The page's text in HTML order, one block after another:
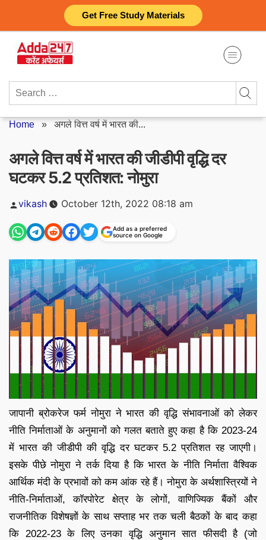
Get Free Study Materials
content
Search
Home » अगले वित्त वर्ष में भारत की...
अगले वित्त वर्ष में भारत की जीडीपी वृद्धि दर
घटकर 5.2 प्रतिशत: नोमुरा
Posted
vikash October 12th, 2022 08:18 am
Add as a preferred
source on Google
जापानी ब्रोकरेज फर्म नोमुरा ने भारत की वृद्धि संभावनाओं को लेकर
नीति निर्माताओं के अनुमानों को गलत बताते हुए कहा है कि 2023-24
में भारत की जीडीपी की वृद्धि दर घटकर 5.2 प्रतिशत रह जाएगी।
इसके पीछे नोमुरा ने तर्क दिया है कि भारत के नीति निर्माता वैश्विक
आर्थिक मंदी के प्रभावों को कम आंक रहे हैं। नोमुरा के अर्थशास्त्रियों ने
नीति-निर्माताओं, कॉरपोरेट क्षेत्र के लोगों, वाणिज्यिक बैंकों और
राजनीतिक विशेषज्ञों के साथ सप्ताह भर तक चली बैठकों के बाद कहा
कि 2022-23 के लिए उनका वृद्धि अनुमान सात फीसदी है (जो